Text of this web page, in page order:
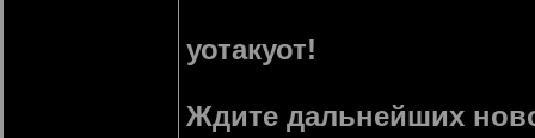
уотакуот!
Ждите дальнейших